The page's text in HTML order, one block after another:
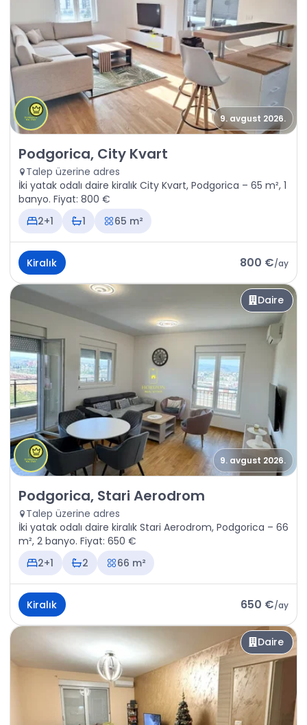
9. avgust 2026.
Kiralık - Daire Podgorica, City Kvart
Podgorica, City Kvart
Talep üzerine adres
İki yatak odalı daire kiralık City Kvart, Podgorica – 65 m², 1
banyo. Fiyat: 800 €
2+1
1 65 m²
Kiralık 800 €/ay
Daire
9. avgust 2026.
Kiralık - Daire Podgorica, Stari Aerodrom
Podgorica, Stari Aerodrom
Talep üzerine adres
İki yatak odalı daire kiralık Stari Aerodrom, Podgorica – 66
m², 2 banyo. Fiyat: 650 €
2+1
2 66 m²
Kiralık 650 €/ay
Daire